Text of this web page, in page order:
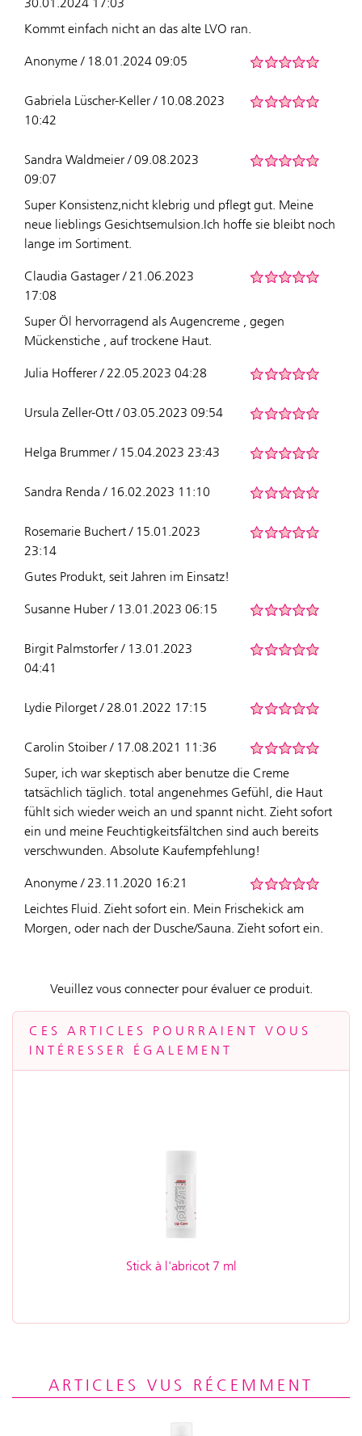
Kommt einfach nicht an das alte LVO ran.
Anonyme / 18.01.2024 09:05
Gabriela Lüscher-Keller / 10.08.2023
10:42
Sandra Waldmeier / 09.08.2023
09:07
Super Konsistenz,nicht klebrig und pflegt gut. Meine
neue lieblings Gesichtsemulsion.Ich hoffe sie bleibt noch
lange im Sortiment.
Claudia Gastager / 21.06.2023
17:08
Super Öl hervorragend als Augencreme , gegen
Mückenstiche , auf trockene Haut.
Julia Hofferer / 22.05.2023 04:28
Ursula Zeller-Ott / 03.05.2023 09:54
Helga Brummer / 15.04.2023 23:43
Sandra Renda / 16.02.2023 11:10
Rosemarie Buchert / 15.01.2023
23:14
Gutes Produkt, seit Jahren im Einsatz!
Susanne Huber / 13.01.2023 06:15
Birgit Palmstorfer / 13.01.2023
04:41
Lydie Pilorget / 28.01.2022 17:15
Carolin Stoiber / 17.08.2021 11:36
Super, ich war skeptisch aber benutze die Creme
tatsächlich täglich. total angenehmes Gefühl, die Haut
fühlt sich wieder weich an und spannt nicht. Zieht sofort
ein und meine Feuchtigkeitsfältchen sind auch bereits
verschwunden. Absolute Kaufempfehlung!
Anonyme / 23.11.2020 16:21
Leichtes Fluid. Zieht sofort ein. Mein Frischekick am
Morgen, oder nach der Dusche/Sauna. Zieht sofort ein.
Veuillez vous connecter pour évaluer ce produit.
CES ARTICLES POURRAIENT VOUS
INTÉRESSER ÉGALEMENT
Stick à l'abricot 7 ml
ARTICLES VUS RÉCEMMENT